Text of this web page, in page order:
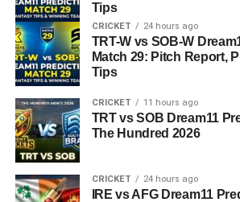
Tips
CRICKET 24 hours ago
TRT-W vs SOB-W
Match 29: Pitch Report,
Tips
CRICKET 11 hours ago
TRT vs SOB Dream11
The Hundred 2026
CRICKET 24 hours ago
IRE vs AFG Dream11